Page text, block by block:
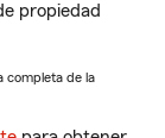
propiedad
completa de la